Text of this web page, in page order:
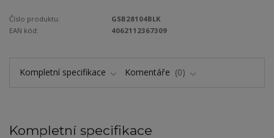
Číslo produktu:
GSB28104BLK
EAN kód:
4062112367309
Kompletní specifikace Komentáře 0
Kompletní specifikace